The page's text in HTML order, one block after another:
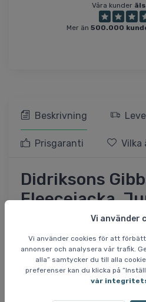
Vi använder
Vi använder cookies för att
annonser och analysera vår trafik.
alla” samtycker du till alla
preferenser kan du klicka på
vår
Våra kunder
Mer än 500.000
Beskrivning
Prisgaranti Vilka
Didriksons
Fleecejacka,
det är kallt ute. Jackan har en
den har hål för tummarna,
värmen inne i jackan, vilket är